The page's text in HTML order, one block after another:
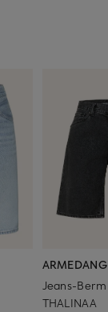
Jeans-
THALINAA